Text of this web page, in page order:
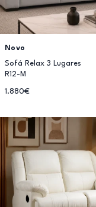
Novo
Sofá Relax 3 Lugares
R12-M
1.880€